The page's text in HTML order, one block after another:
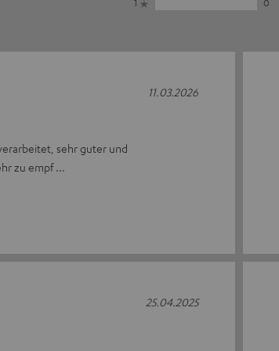
1
0
sehr guter und
zu empf
11.03.2026
25.04.2025